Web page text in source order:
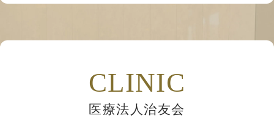
CLINIC
医療法人治友会